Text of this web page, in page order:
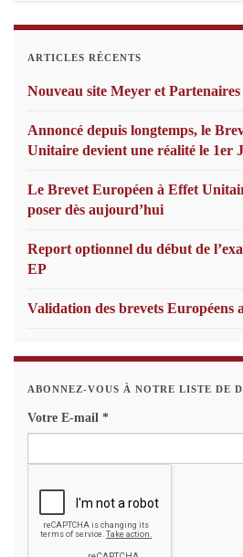
ARTICLES RÉCENTS
Nouveau site Meyer et Partenaires
Annoncé depuis longtemps, le
Unitaire devient une réalité le 1er
Le Brevet Européen à Effet
poser dès aujourd’hui
Report optionnel du début de
EP
Validation des brevets Européens
ABONNEZ-VOUS À NOTRE LISTE DE
Votre E-mail *